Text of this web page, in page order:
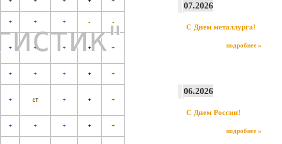
07.2026
С Днем металлурга!
подробнее »
06.2026
С Днем России!
подробнее »